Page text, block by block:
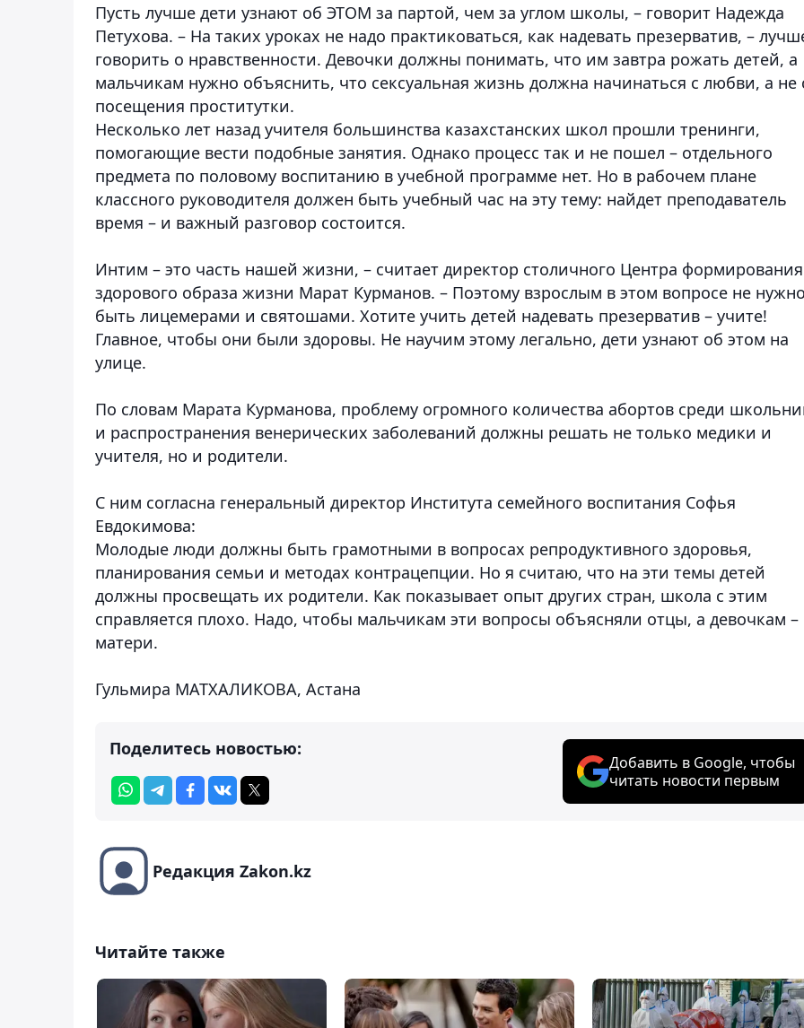
Пусть лучше дети узнают об ЭТОМ за партой, чем за углом школы, – говорит Надежда
Петухова. – На таких уроках не надо практиковаться, как надевать презерватив, –
говорить о нравственности. Девочки должны понимать, что им завтра рожать детей, а
мальчикам нужно объяснить, что сексуальная жизнь должна начинаться с любви, а не
посещения проститутки.
Несколько лет назад учителя большинства казахстанских школ прошли тренинги,
помогающие вести подобные занятия. Однако процесс так и не пошел – отдельного
предмета по половому воспитанию в учебной программе нет. Но в рабочем плане
классного руководителя должен быть учебный час на эту тему: найдет преподаватель
время – и важный разговор состоится.
Интим – это часть нашей жизни, – считает директор столичного Центра формирования
здорового образа жизни Марат Курманов. – Поэтому взрослым в этом вопросе не
быть лицемерами и святошами. Хотите учить детей надевать презерватив – учите!
Главное, чтобы они были здоровы. Не научим этому легально, дети узнают об этом на
улице.
По словам Марата Курманова, проблему огромного количества абортов среди
и распространения венерических заболеваний должны решать не только медики и
учителя, но и родители.
С ним согласна генеральный директор Института семейного воспитания Софья
Евдокимова:
Молодые люди должны быть грамотными в вопросах репродуктивного здоровья,
планирования семьи и методах контрацепции. Но я считаю, что на эти темы детей
должны просвещать их родители. Как показывает опыт других стран, школа с этим
справляется плохо. Надо, чтобы мальчикам эти вопросы объясняли отцы, а девочкам –
матери.
Гульмира МАТХАЛИКОВА, Астана
Поделитесь новостью:
Добавить в Google, чтобы
читать новости первым
Редакция Zakon.kz
Читайте также